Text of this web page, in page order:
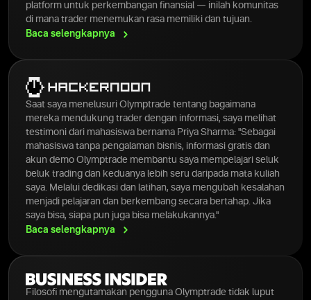
Filosofi mengutamakan pengguna Olymptrade tidak luput
platform untuk perkembangan finansial — inilah komunitas
di mana trader menemukan rasa memiliki dan tujuan.
Baca selengkapnya
Saat saya menelusuri Olymptrade tentang bagaimana
mereka mendukung trader dengan informasi, saya melihat
testimoni dari mahasiswa bernama Priya Sharma: "Sebagai
mahasiswa tanpa pengalaman bisnis, informasi gratis dan
akun demo Olymptrade membantu saya mempelajari seluk
beluk trading dan keduanya lebih seru daripada mata kuliah
saya. Melalui dedikasi dan latihan, saya mengubah kesalahan
menjadi pelajaran dan berkembang secara bertahap. Jika
saya bisa, siapa pun juga bisa melakukannya."
Baca selengkapnya